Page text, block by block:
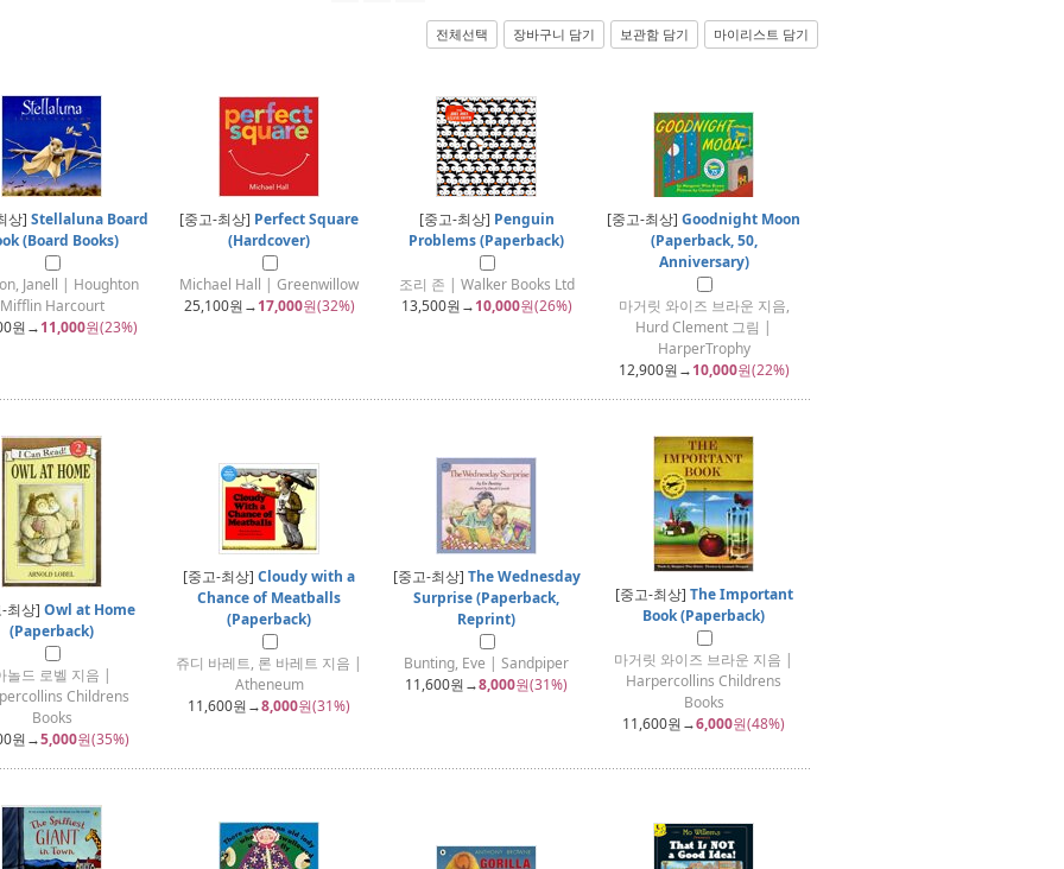
전체선택 장바구니 담기 보관함 담기 마이리스트 담기
상] Stellaluna Board
(Board Books)
Janell | Houghton
Mifflin Harcourt
원→11,000원(23%)
[중고-최상] Perfect Square
(Hardcover)
Michael Hall | Greenwillow
25,100원→17,000원(32%)
[중고-최상] Penguin
Problems (Paperback)
조리 존 | Walker Books Ltd
13,500원→10,000원(26%)
[중고-최상] Goodnight Moon
(Paperback, 50,
Anniversary)
마거릿 와이즈 브라운 지음,
Hurd Clement 그림 |
HarperTrophy
12,900원→10,000원(22%)
최상] Owl at Home
(Paperback)
놀드 로벨 지음 |
Childrens
Books
원→5,000원(35%)
[중고-최상] Cloudy with a
Chance of Meatballs
(Paperback)
쥬디 바레트, 론 바레트 지음 |
Atheneum
11,600원→8,000원(31%)
[중고-최상] The Wednesday
Surprise (Paperback,
Reprint)
Bunting, Eve | Sandpiper
11,600원→8,000원(31%)
[중고-최상] The Important
Book (Paperback)
마거릿 와이즈 브라운 지음 |
Harpercollins Childrens
Books
11,600원→6,000원(48%)